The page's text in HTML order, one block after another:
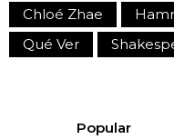
Chloé Zhae
Qué Ver
Popular